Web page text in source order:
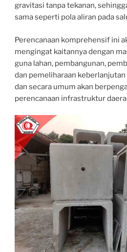
gravitasi tanpa tekanan,
sama seperti pola aliran pada
Perencanaan komprehensif ini
mengingat kaitannya dengan
guna lahan, pembangunan,
dan pemeliharaan
dan secara umum akan
perencanaan infrastruktur